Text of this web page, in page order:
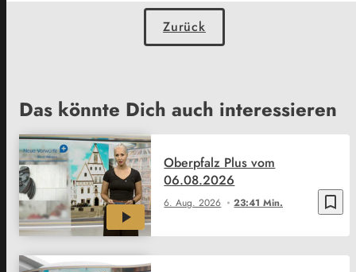
Zurück
Das könnte Dich auch interessieren
bookmark_border
6. Aug. 2026 23:41 Min.
Oberpfalz Plus vom
06.08.2026